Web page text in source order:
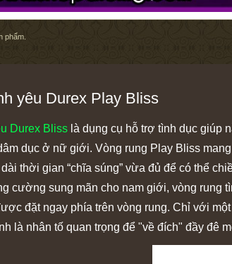
phẩm.
yêu Durex Play Bliss
Durex Bliss là dụng cụ hỗ trợ tình dục giúp
dục ở nữ giới. Vòng rung Play Bliss
dài thời gian “chĩa súng” vừa đủ để có thể
cường sung mãn cho nam giới, vòng rung
đặt ngay phía trên vòng rung. Chỉ với
là nhân tố quan trọng để "về đích" đầy đê